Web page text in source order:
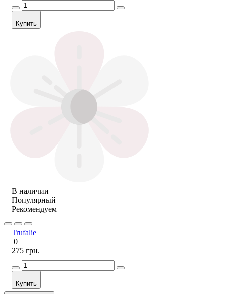
Купить
В наличии
Популярный
Рекомендуем
Trufalie
0
275 грн.
Купить